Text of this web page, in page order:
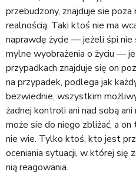
przebudzony, znajduje sie
realnością. Taki ktoś nie ma
naprawdę życie — jeżeli śpi nie
mylne wyobrażenia o życiu —
przypadkach znajduje się on
na przypadek, podlega jak
bezwiednie, wszystkim
żadnej kontroli ani nad sobą
może sie do niego zbliżać, a
nie wie. Tylko ktoś, kto jest
oceniania sytuacji, w której się
nią reagowania.